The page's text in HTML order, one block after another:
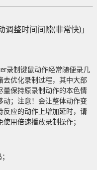
调整时间间隙(非常快)」
录制键鼠动作经常随便录几
去优化录制过程，其中大部
量保持原录制动作的本色情
动；注意！会让整体动作变
反应的动作上增加延时，请
用倍速播放录制操作；